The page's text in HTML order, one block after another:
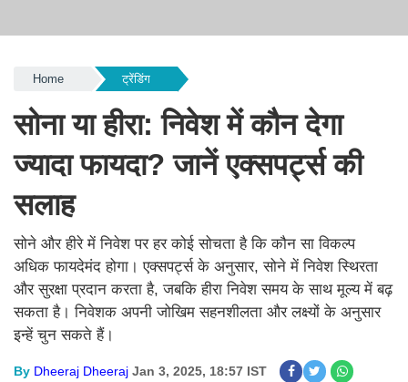
Home ट्रेंडिंग
सोना या हीरा: निवेश में कौन देगा
ज्यादा फायदा? जानें एक्सपर्ट्स की
सलाह
सोने और हीरे में निवेश पर हर कोई सोचता है कि कौन सा विकल्प
अधिक फायदेमंद होगा। एक्सपर्ट्स के अनुसार, सोने में निवेश स्थिरता
और सुरक्षा प्रदान करता है, जबकि हीरा निवेश समय के साथ मूल्य में बढ़
सकता है। निवेशक अपनी जोखिम सहनशीलता और लक्ष्यों के अनुसार
इन्हें चुन सकते हैं।
By Dheeraj Dheeraj Jan 3, 2025, 18:57 IST